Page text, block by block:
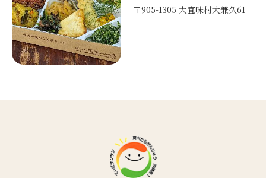
〒905-1305 大宜味村大兼久61